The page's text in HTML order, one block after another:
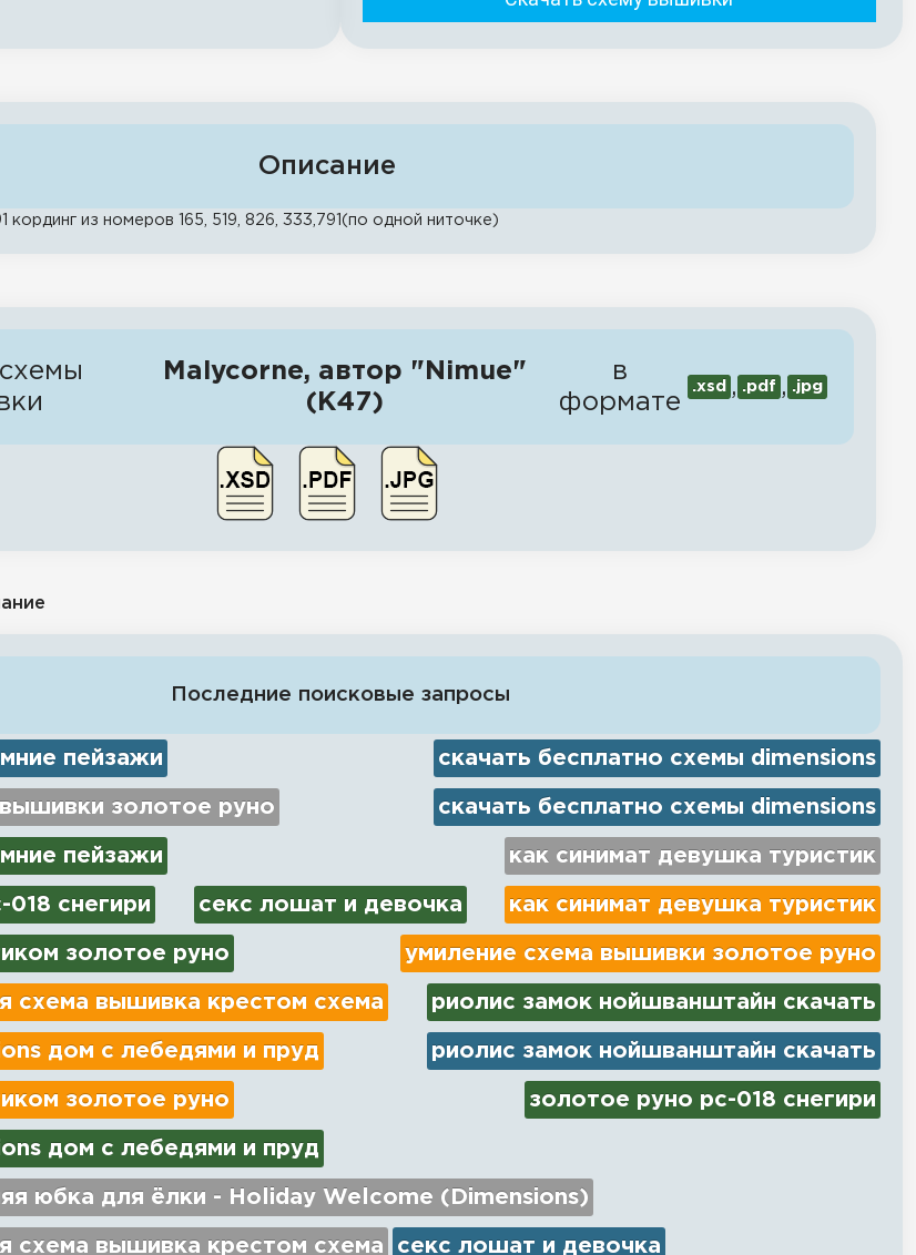
Описание
кординг из номеров 165, 519, 826, 333,791(по одной ниточке)
Malycorne, автор "Nimue"
(К47)
в
формате
.xsd , .pdf , .jpg
Последние поисковые запросы
пейзажи скачать бесплатно схемы dimensions
золотое руно скачать бесплатно схемы dimensions
пейзажи как синимат девушка туристик
снегири секс лошат и девочка как синимат девушка туристик
золотое руно умиление схема вышивки золотое руно
схема вышивка крестом схема риолис замок нойшванштайн скачать
дом с лебедями и пруд риолис замок нойшванштайн скачать
золотое руно золотое руно рс-018 снегири
дом с лебедями и пруд
юбка для ёлки - Holiday Welcome (Dimensions)
схема вышивка крестом схема секс лошат и девочка